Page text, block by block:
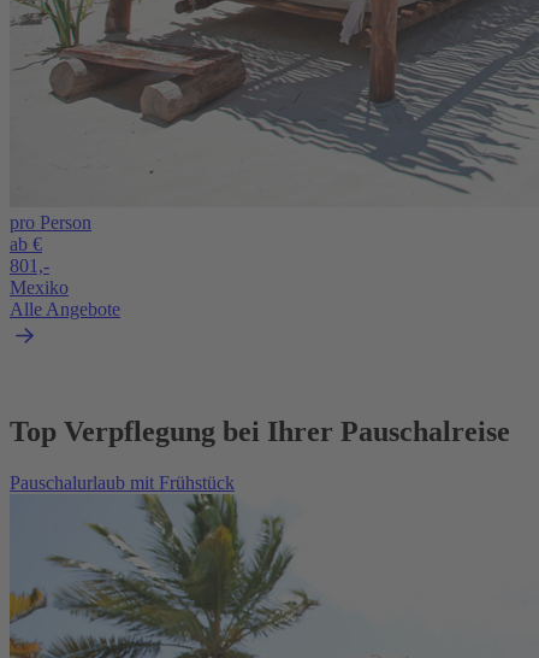
pro Person
ab €
801,-
Mexiko
Alle Angebote
Top Verpflegung bei Ihrer Pauschalreise
Pauschalurlaub mit Frühstück